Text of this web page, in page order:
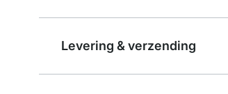
Levering & verzending